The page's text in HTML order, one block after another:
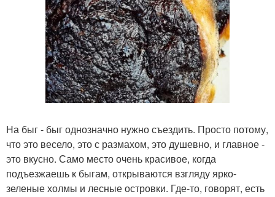
На быг - быг однозначно нужно съездить. Просто потому,
что это весело, это с размахом, это душевно, и главное -
это вкусно. Само место очень красивое, когда
подъезжаешь к быгам, открываются взгляду ярко-
зеленые холмы и лесные островки. Где-то, говорят, есть